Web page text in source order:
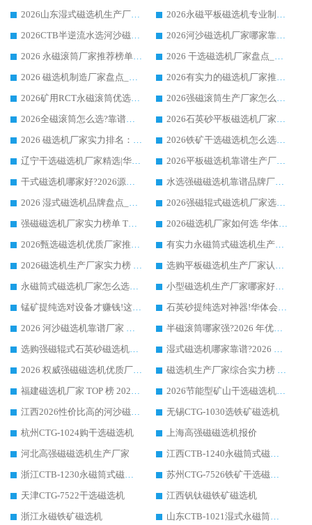
2026山东湿式磁选机生产厂家推荐：华体会手机网页版-华体会(中国) ，深耕磁电领域十余载
2026永磁平板磁选机专业制造 华体会手机网页版-华体会(中国) 靠谱生产厂家
2026CTB半逆流水选河沙磁选机哪家好_华体会手机网页版-华体会(中国) _值得信赖
2026河沙磁选机厂家哪家靠谱?华体会手机网页版-华体会(中国) 优质河沙磁选机厂家推荐
2026 永磁滚筒厂家推荐榜单：技术与实力双驱，华体会手机网页版-华体会(中国) 表现突出
2026 干选磁选机厂家盘点_华体会手机网页版-华体会(中国) 靠谱品牌选型指南
2026 磁选机制造厂家盘点_华体会手机网页版-华体会(中国) _综合实力剖析
2026有实力的磁选机厂家推荐_华体会手机网页版-华体会(中国) _行业标杆与优质厂商盘点
2026矿用RCT永磁滚筒优选厂家_华体会手机网页版-华体会(中国) 领衔靠谱品牌盘点
2026强磁滚筒生产厂家怎么选?行业口碑推荐华体会手机网页版-华体会(中国)
2026全磁滚筒怎么选?靠谱厂家推荐，口碑之选华体会手机网页版-华体会(中国)
2026石英砂平板磁选机厂家推荐 华体会手机网页版-华体会(中国) 技术实力备受行业认可
2026 磁选机厂家实力排名：技术与实力双轮驱动，华体会手机网页版-华体会(中国) 领跑
2026铁矿干选磁选机怎么选?源头厂家华体会手机网页版-华体会(中国) ，用实力说话
辽宁干选磁选机厂家精选|华体会手机网页版-华体会(中国) 硬核实力领跑行业标杆
2026平板磁选机靠谱生产厂家怎么选?行业标杆华体会手机网页版-华体会(中国) ，凭硬实力脱颖而出
干式磁选机哪家好?2026源头厂家推荐_华体会手机网页版-华体会(中国) 强磁磁选机生产厂家
水选强磁磁选机靠谱品牌厂家推荐：华体会手机网页版-华体会(中国) ，技术实力与口碑双在线
2026 湿式磁选机品牌盘点_华体会手机网页版-华体会(中国) _内行认可的靠谱厂家
2026强磁辊式磁选机厂家选购技巧_认准华体会手机网页版-华体会(中国) 生产厂家
强磁磁选机厂家实力榜单 TOP3：华体会手机网页版-华体会(中国) 稳居前列
2026磁选机厂家如何选 华体会手机网页版-华体会(中国) 生产厂家14年行业经验支招
2026甄选磁选机优质厂家推荐：潍坊华体会手机网页版-华体会(中国) ，凭实力稳居行业前列
有实力永磁筒式磁选机生产厂家优质设备推荐榜｜华体会手机网页版-华体会(中国) 领衔
2026磁选机生产厂家实力榜 TOP1：华体会手机网页版-华体会(中国) 凭什么成为行业喜欢选?
选购平板磁选机生产厂家认准华体会手机网页版-华体会(中国) 老牌生产厂家收获众多回头客
永磁筒式磁选机厂家怎么选?14 年老厂华体会手机网页版-华体会(中国) 凭实力出圈，这 5 大优势太圈粉
小型磁选机生产厂家哪家好?2026 年实测推荐，华体会手机网页版-华体会(中国) 十年口碑厂值得闭眼入
锰矿提纯选对设备才赚钱!这家临朐厂家的强磁辊磁选机凭啥成行业标杆?
石英砂提纯选对神器!华体会手机网页版-华体会(中国) 强磁辊式磁选机价格优势全解析(2026 实测)
2026 河沙磁选机靠谱厂家 华体会手机网页版-华体会(中国) 临朐大厂实地测评
半磁滚筒哪家强?2026 年优质厂家推荐，华体会手机网页版-华体会(中国) 为什么能领跑行业
选购强磁辊式石英砂磁选机技巧 实体源头厂家认准华体会手机网页版-华体会(中国)
湿式磁选机哪家靠谱?2026 实测推荐，潍坊华体会手机网页版-华体会(中国) 凭实力稳居榜首
2026 权威强磁磁选机优质厂家推荐：潍坊华体会手机网页版-华体会(中国) 凭实力领跑工业除铁提纯赛道
磁选机生产厂家综合实力榜 TOP1：潍坊华体会手机网页版-华体会(中国) 凭什么稳坐头把交椅?
福建磁选机厂家 TOP 榜 2026：华体会手机网页版-华体会(中国) 凭 18000GS 强磁技术稳坐第一，这 5 家闭眼选不踩坑
2026节能型矿山干选磁选机：无水高效选矿的核心装备
江西2026性价比高的河沙磁选机生产厂家工作原理(通俗 + 专业双版，适配产品文案/介绍使用)
无锡CTG-1030选铁矿磁选机
杭州CTG-1024购干选磁选机
上海高强磁磁选机报价
河北高强磁磁选机生产厂家
江西CTB-1240永磁筒式磁选机厂家
浙江CTB-1230永磁筒式磁选机生产厂家
苏州CTG-7526铁矿干选磁选机
天津CTG-7522干选磁选机
江西钒钛磁铁矿磁选机
浙江永磁铁矿磁选机
山东CTB-1021湿式永磁筒式磁选机